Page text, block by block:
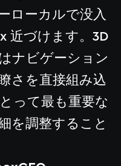
ローカルで没入
近づけます。3D
ナビゲーション
さを直接組み込
って最も重要な
を調整すること